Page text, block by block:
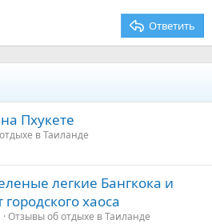
Ответить
Пхукете
в Таиланде
легкие Бангкока и
хаоса
Отзывы об отдыхе в Таиланде